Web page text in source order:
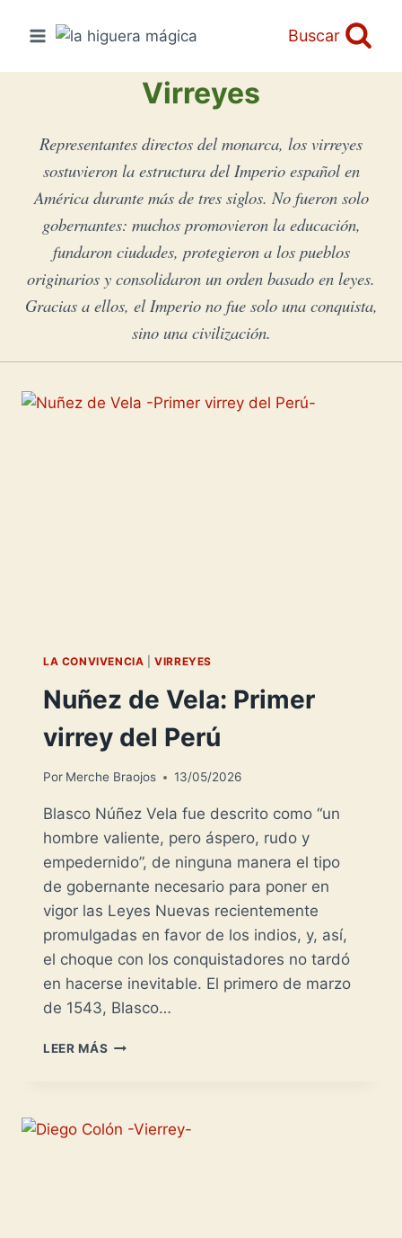
Buscar
Virreyes
Representantes directos del monarca, los virreyes
sostuvieron la estructura del Imperio español en
América durante más de tres siglos. No fueron solo
gobernantes: muchos promovieron la educación,
fundaron ciudades, protegieron a los pueblos
originarios y consolidaron un orden basado en leyes.
Gracias a ellos, el Imperio no fue solo una conquista,
sino una civilización.
LA CONVIVENCIA |VIRREYES
Nuñez de Vela: Primer
virrey del Perú
Por Merche Braojos 13/05/2026
Blasco Núñez Vela fue descrito como “un
hombre valiente, pero áspero, rudo y
empedernido”, de ninguna manera el tipo
de gobernante necesario para poner en
vigor las Leyes Nuevas recientemente
promulgadas en favor de los indios, y, así,
el choque con los conquistadores no tardó
en hacerse inevitable. El primero de marzo
de 1543, Blasco…
LEER MÁS NUÑEZ
VIRREY
DEL